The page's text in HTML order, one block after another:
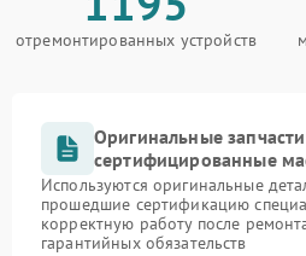
отремонтированных устройств
Оригинальные
сертифицированные
Используются оригинальные
прошедшие сертификацию
корректную работу после
гарантийных обязательств